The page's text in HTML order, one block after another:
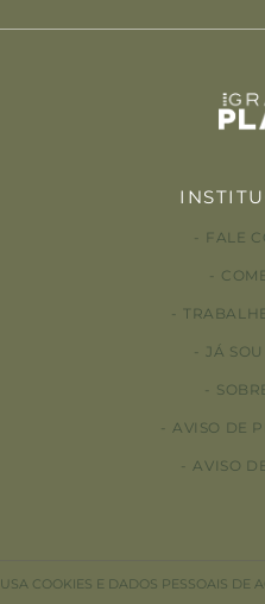
FALE
JÁ
AVISO DE
AVISO
USA COOKIES E DADOS PESSOAIS